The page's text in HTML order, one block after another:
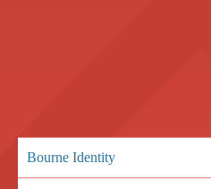
Bourne Identity